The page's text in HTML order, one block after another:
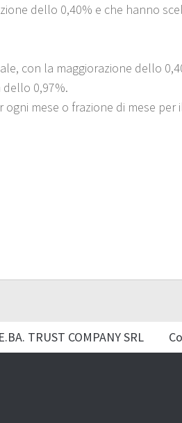
dello 0,40% e che hanno
con la maggiorazione dello
0,97%.
mese o frazione di mese per
TRUST COMPANY SRL